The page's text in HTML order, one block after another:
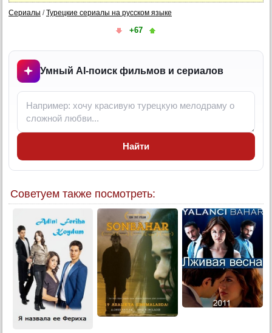
8 серия (суб)
11 серия (суб)
12 серия (суб)
13 серия (суб)
Сериалы /Турецкие сериалы на русском языке
+67
Умный AI-поиск фильмов и сериалов
Найти
Советуем также посмотреть: